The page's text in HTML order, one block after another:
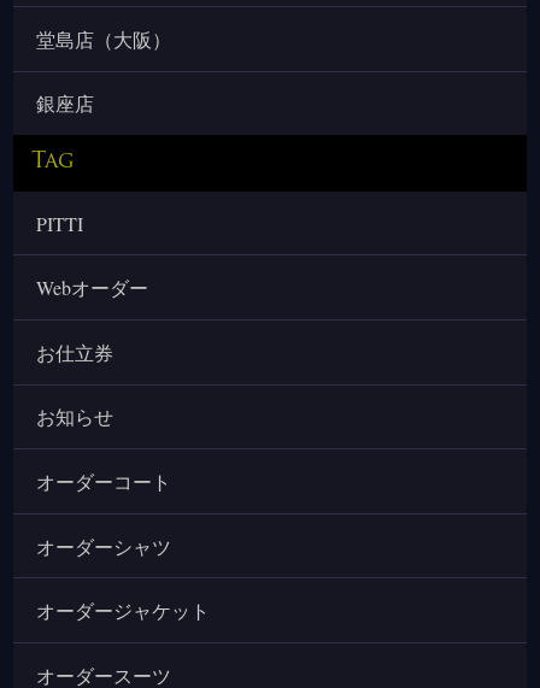
堂島店（大阪）
銀座店
Tag
PITTI
Webオーダー
お仕立券
お知らせ
オーダーコート
オーダーシャツ
オーダージャケット
オーダースーツ